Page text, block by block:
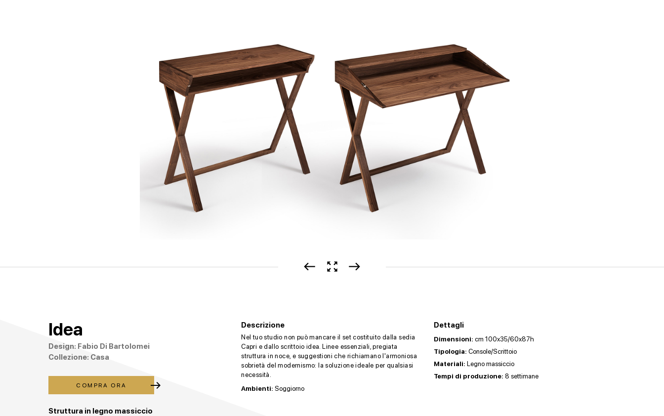
west zoom_out_map east
Idea
Design: Fabio Di Bartolomei
Collezione: Casa
COMPRA ORA east
Descrizione
Nel tuo studio non può mancare il set costituito dalla sedia
Capri e dallo scrittoio idea. Linee essenziali, pregiata
struttura in noce, e suggestioni che richiamano l'armoniosa
sobrietà del modernismo: la soluzione ideale per qualsiasi
necessità.
Ambienti: Soggiorno
Dettagli
Dimensioni: cm 100x35/60x87h
Tipologia: Console/Scrittoio
Materiali: Legno massiccio
Tempi di produzione: 8 settimane
Struttura in legno massiccio